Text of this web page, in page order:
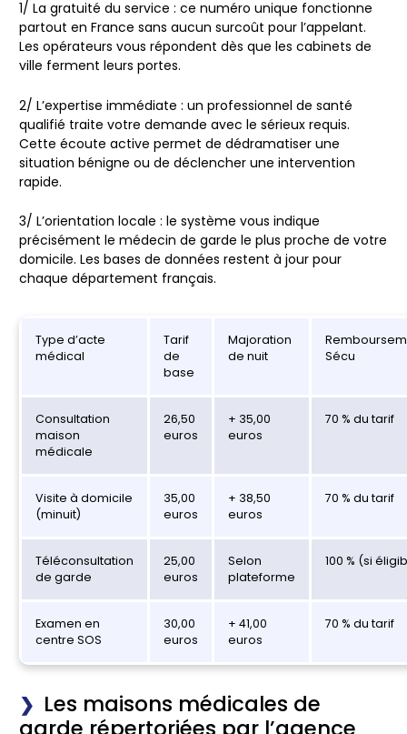
1/ La gratuité du service : ce numéro unique fonctionne
partout en France sans aucun surcoût pour l’appelant.
Les opérateurs vous répondent dès que les cabinets de
ville ferment leurs portes.
2/ L’expertise immédiate : un professionnel de santé
qualifié traite votre demande avec le sérieux requis.
Cette écoute active permet de dédramatiser une
situation bénigne ou de déclencher une intervention
rapide.
3/ L’orientation locale : le système vous indique
précisément le médecin de garde le plus proche de votre
domicile. Les bases de données restent à jour pour
chaque département français.
Type d’acte
médical
Tarif
de
base
Majoration
de nuit
Sécu
Consultation
maison
médicale
26,50
euros
+ 35,00
euros
70 % du tarif
Visite à domicile
(minuit)
35,00
euros
+ 38,50
euros
70 % du tarif
Téléconsultation
de garde
25,00
euros
Selon
plateforme
100 % (si
Examen en
centre SOS
30,00
euros
+ 41,00
euros
70 % du tarif
Les maisons médicales de